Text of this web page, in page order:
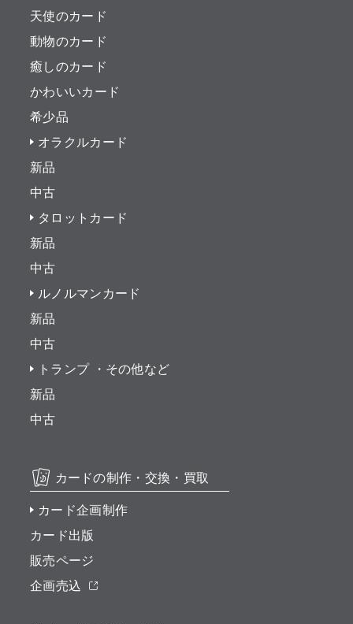
天使のカード
動物のカード
癒しのカード
かわいいカード
希少品
オラクルカード
新品
中古
タロットカード
新品
中古
ルノルマンカード
新品
中古
トランプ ・その他など
新品
中古
カードの制作・交換・買取
カード企画制作
カード出版
販売ページ
企画売込